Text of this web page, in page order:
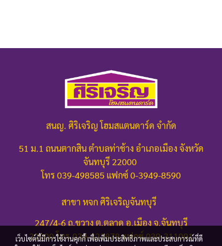
สนญ. ศิริเจริญ โฮมสแตนดาร์ด จำกัด
51 ม.1 ถนนตากสิน ตำบลท่าช้าง อำเภอเมือง จังหวัด
จันทบุรี 22000
โทร 039-498585 แฟกซ์ 0-3949-8590
สาขา หจก ศิริเจริญจันทบุรี
247/4-6 ถ.ขวาง ต.ตลาด อ.เมือง จ.จันทบุรี
22000โทร.039-322878 แฟกซ์ 039-311091
เว็บไซต์นี้มีการใช้งานคุกกี้ เพื่อเพิ่มประสิทธิภาพและประสบการณ์ที่ดี